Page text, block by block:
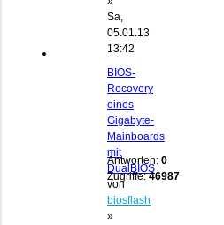
Sa,
05.01.13
13:42
BIOS-
Recovery
eines
Gigabyte-
Mainboards
mit
DualBIOS
von
biosflash
»
Antworten: 0
Zugriffe:46987